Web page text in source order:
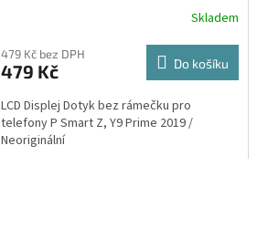
Skladem
479 Kč bez DPH
479 Kč Do košíku
LCD Displej Dotyk bez rámečku pro
telefony P Smart Z, Y9 Prime 2019 /
Neoriginální